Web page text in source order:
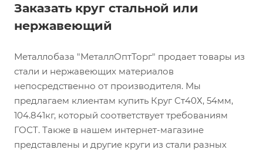
Заказать круг стальной или
нержавеющий
Металлобаза "МеталлОптТорг" продает товары из
стали и нержавеющих материалов
непосредственно от производителя. Мы
предлагаем клиентам купить Круг Ст40Х, 54мм,
104.841кг, который соответствует требованиям
ГОСТ. Также в нашем интернет-магазине
представлены и другие круги из стали разных